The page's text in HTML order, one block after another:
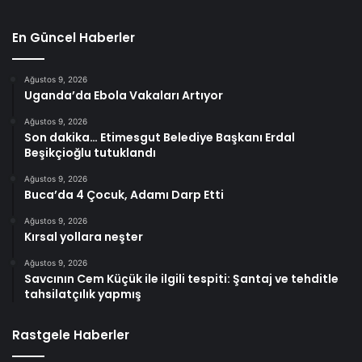
En Güncel Haberler
Ağustos 9, 2026
Uganda’da Ebola Vakaları Artıyor
Ağustos 9, 2026
Son dakika… Etimesgut Belediye Başkanı Erdal
Beşikçioğlu tutuklandı
Ağustos 9, 2026
Buca’da 4 Çocuk, Adamı Darp Etti
Ağustos 9, 2026
Kırsal yollara neşter
Ağustos 9, 2026
Savcının Cem Küçük ile ilgili tespiti: Şantaj ve tehditle
tahsilatçılık yapmış
Rastgele Haberler